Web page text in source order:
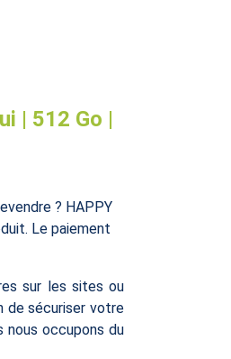
| 512 Go |
? HAPPY
Le paiement
sur les sites ou
de sécuriser votre
occupons du